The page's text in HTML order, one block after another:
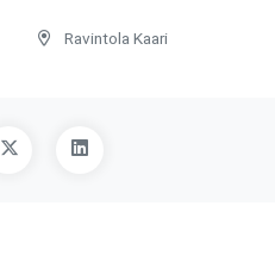
Ravintola Kaari